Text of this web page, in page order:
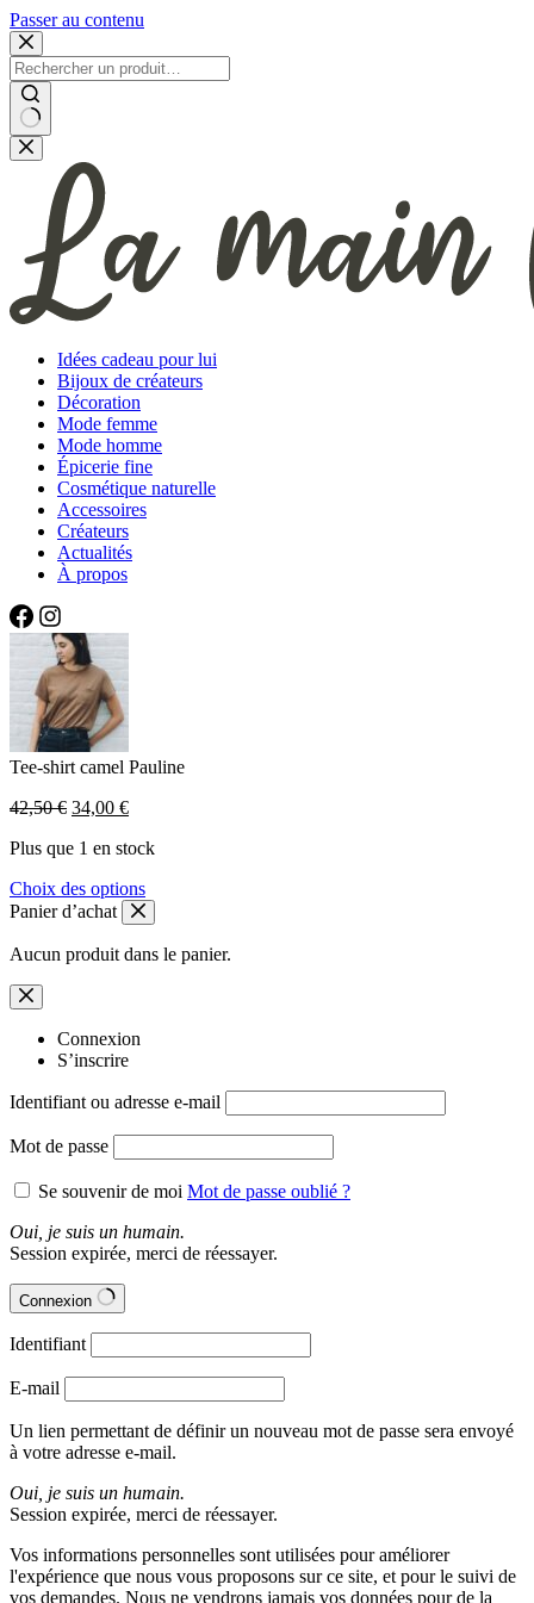
Passer au contenu
Aucun
résultat
Idées cadeau pour lui
Bijoux de créateurs
Décoration
Mode femme
Mode homme
Épicerie fine
Cosmétique naturelle
Accessoires
Créateurs
Actualités
À propos
Tee-shirt camel Pauline
42,50€ Le
initial
42,50 €.
34,00 €Le
actuel
34,00 €.
Plus que 1 en stock
Choix des optionsCe
produit
a
plusieurs
sur
du
produit
Panier d’achat
Aucun produit dans le panier.
Connexion
S’inscrire
Identifiant ou adresse e-mail
Mot de passe
Se souvenir de moi Mot de passe oublié ?
Oui, je suis un humain.
Session expirée, merci de réessayer.
Connexion
Identifiant
E-mail
Un lien permettant de définir un nouveau mot de passe sera envoyé
à votre adresse e-mail.
Oui, je suis un humain.
Session expirée, merci de réessayer.
Vos informations personnelles sont utilisées pour améliorer
l'expérience que nous vous proposons sur ce site, et pour le suivi de
vos demandes. Nous ne vendrons jamais vos données pour de la